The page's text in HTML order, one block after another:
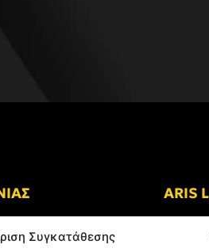
Συγκατάθεσης
ARIS